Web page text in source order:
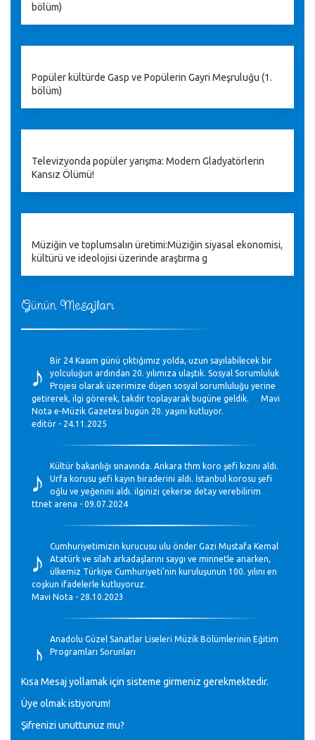
Günün Mesajları
♪
Bir 24 Kasım günü çıktığımız yolda, uzun sayılabilecek bir
yolculuğun ardından 20. yılımıza ulaştık. Sosyal Sorumluluk
Projesi olarak üzerimize düşen sosyal sorumluluğu yerine
getirerek, ilgi görerek, takdir toplayarak bugüne geldik. Mavi
Nota e-Müzik Gazetesi bugün 20. yaşını kutluyor.
editör - 24.11.2025
♪
Kültür bakanlığı sınavında. Ankara thm koro şefi kızını aldı.
Urfa korusu şefi kayın biraderini aldı. İstanbul korosu şefi
oğlu ve yeğenini aldı. ilginizi çekerse detay verebilirim
ttnet arena - 09.07.2024
♪
Cumhuriyetimizin kurucusu ulu önder Gazi Mustafa Kemal
Atatürk ve silah arkadaşlarını saygı ve minnetle anarken,
ülkemiz Türkiye Cumhuriyeti’nin kuruluşunun 100. yılını en
coşkun ifadelerle kutluyoruz.
Mavi Nota - 28.10.2023
♪
Anadolu Güzel Sanatlar Liseleri Müzik Bölümlerinin Eğitim
Programları Sorunları
♪
GEÇMİŞ OLSUN TÜRKİYE!
Mavi Nota - 07.02.2023
Kısa Mesaj yollamak için sisteme girmeniz gerekmektedir.
Üye olmak istiyorum!
Şifrenizi unuttunuz mu?
bölüm)
Popüler kültürde Gasp ve Popülerin Gayri Meşruluğu (1.
bölüm)
Televizyonda popüler yarışma: Modern Gladyatörlerin
Kansız Ölümü!
Müziğin ve toplumsalın üretimi:Müziğin siyasal ekonomisi,
kültürü ve ideolojisi üzerinde araştırma g